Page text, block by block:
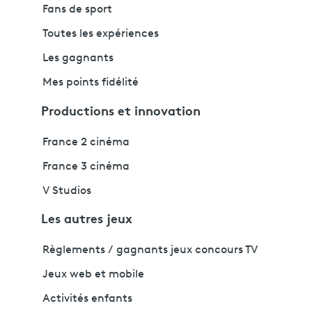
Fans de sport
Toutes les expériences
Les gagnants
Mes points fidélité
Productions et innovation
France 2 cinéma
France 3 cinéma
V Studios
Les autres jeux
Règlements / gagnants jeux concours TV
Jeux web et mobile
Activités enfants